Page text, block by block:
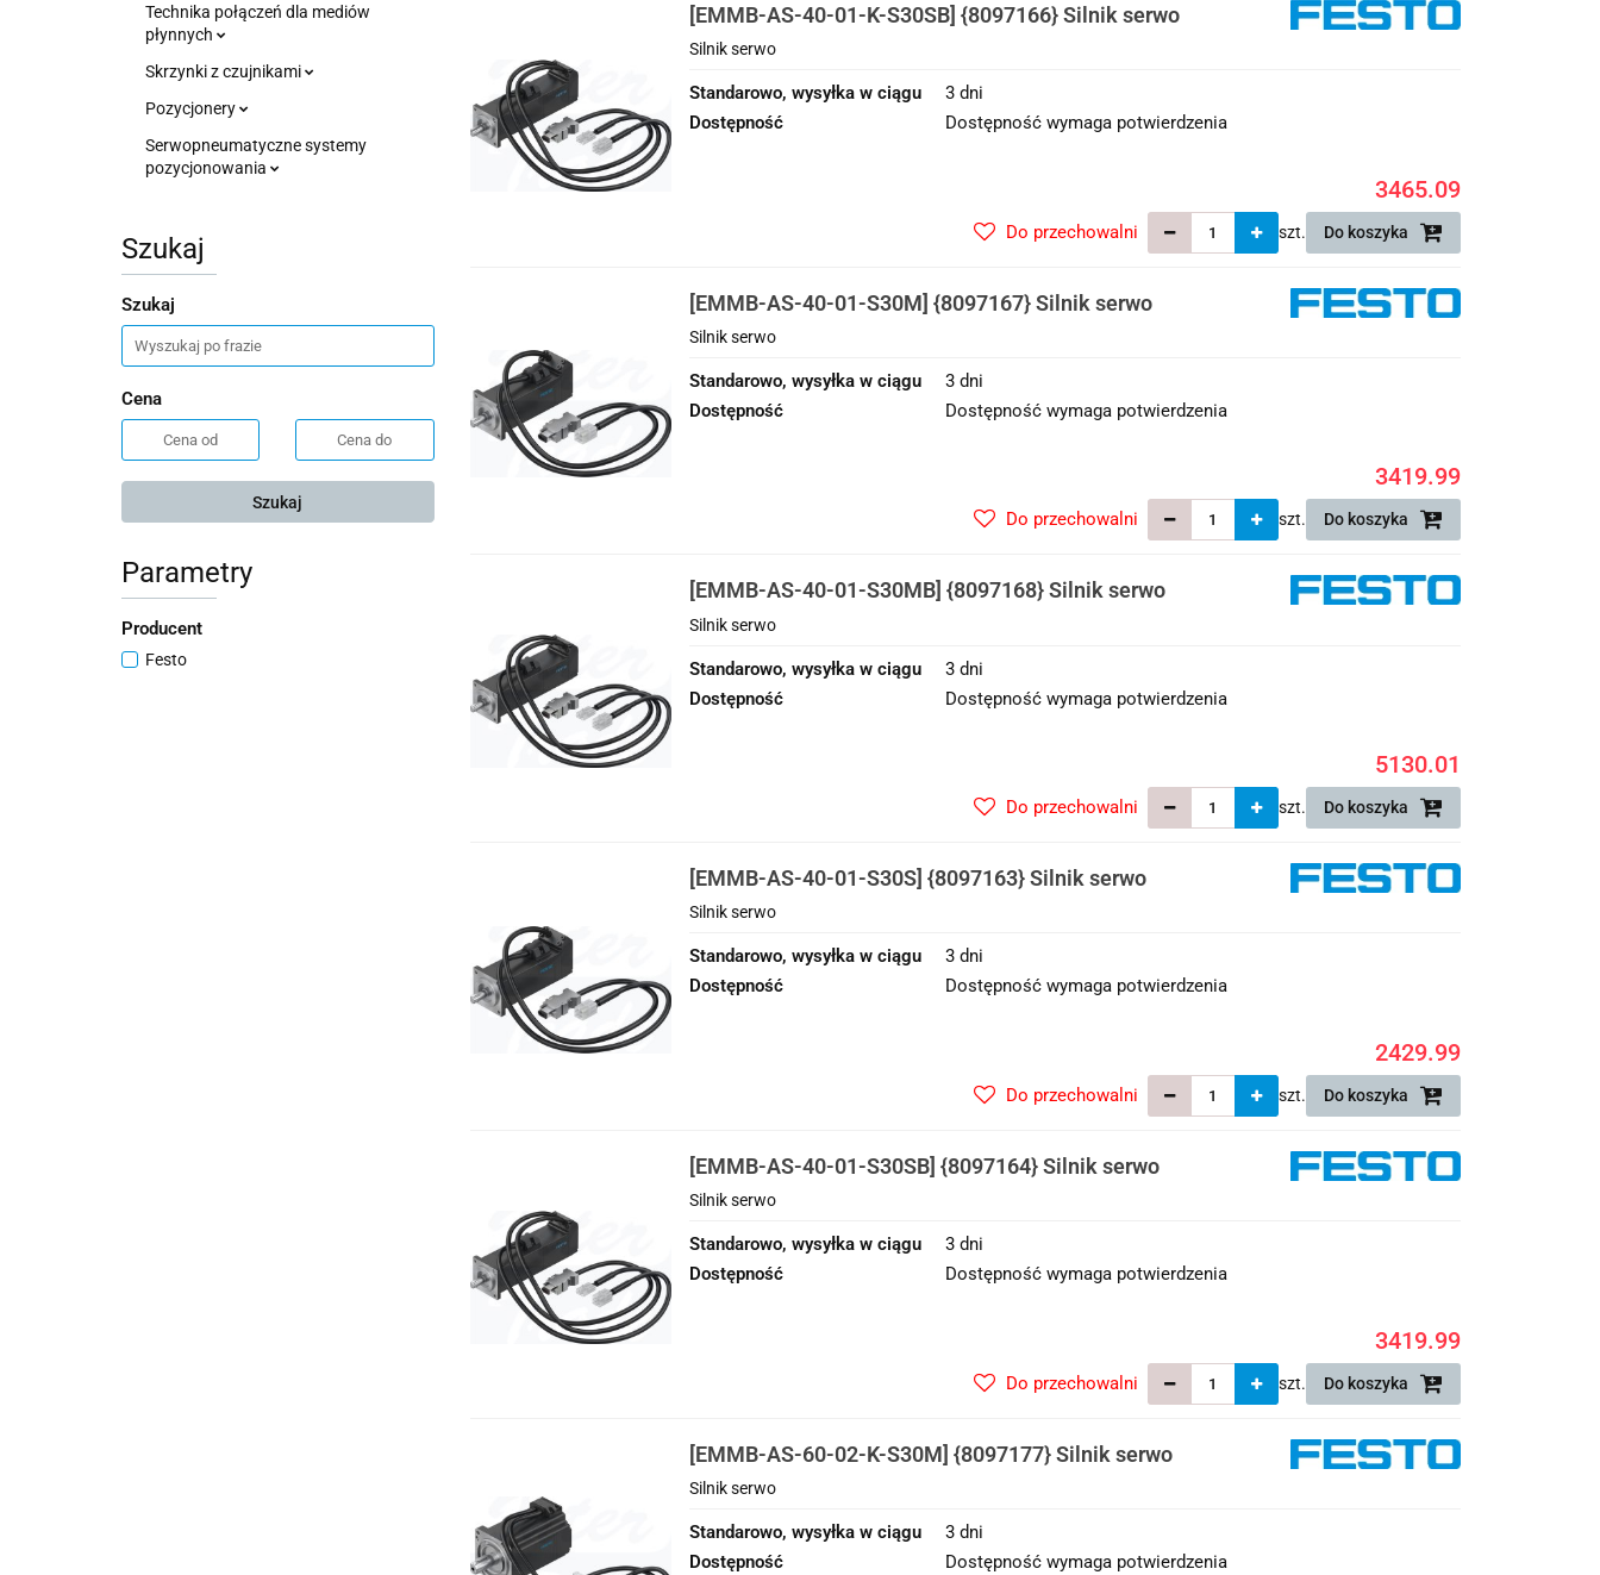
Technika połączeń dla mediów
płynnych
Skrzynki z czujnikami
Pozycjonery
Serwopneumatyczne systemy
pozycjonowania
Szukaj
Szukaj
Cena
Szukaj
Parametry
Producent
Festo
[EMMB-AS-40-01-K-S30SB] {8097166} Silnik serwo
Silnik serwo
Standarowo, wysyłka w ciągu
3 dni
Dostępność
Dostępność wymaga potwierdzenia
3465.09
szt. Do koszyka
Do przechowalni
[EMMB-AS-40-01-S30M] {8097167} Silnik serwo
Silnik serwo
Standarowo, wysyłka w ciągu
3 dni
Dostępność
Dostępność wymaga potwierdzenia
3419.99
szt. Do koszyka
Do przechowalni
[EMMB-AS-40-01-S30MB] {8097168} Silnik serwo
Silnik serwo
Standarowo, wysyłka w ciągu
3 dni
Dostępność
Dostępność wymaga potwierdzenia
5130.01
szt. Do koszyka
Do przechowalni
[EMMB-AS-40-01-S30S] {8097163} Silnik serwo
Silnik serwo
Standarowo, wysyłka w ciągu
3 dni
Dostępność
Dostępność wymaga potwierdzenia
2429.99
szt. Do koszyka
Do przechowalni
[EMMB-AS-40-01-S30SB] {8097164} Silnik serwo
Silnik serwo
Standarowo, wysyłka w ciągu
3 dni
Dostępność
Dostępność wymaga potwierdzenia
3419.99
szt. Do koszyka
Do przechowalni
[EMMB-AS-60-02-K-S30M] {8097177} Silnik serwo
Silnik serwo
Standarowo, wysyłka w ciągu
3 dni
Dostępność
Dostępność wymaga potwierdzenia